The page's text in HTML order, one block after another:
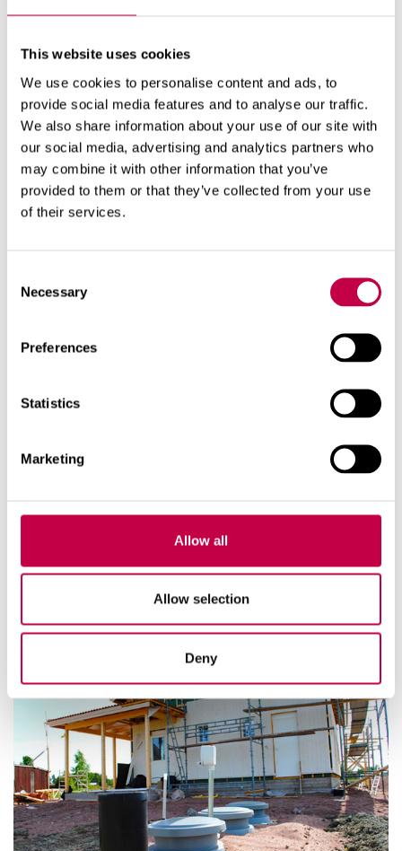
This website uses cookies
We use cookies to personalise content and ads, to
provide social media features and to analyse our traffic.
We also share information about your use of our site with
our social media, advertising and analytics partners who
may combine it with other information that you’ve
provided to them or that they’ve collected from your use
of their services.
Selection
Necessary
Preferences
Statistics
Marketing
Allow all
Allow selection
Deny
hade en behållare.
Allt färdigt uttänkt
Trepersonersfamiljen flyttade in i sitt nya hem i juli
2011. Biolan Trio installerades på några timmar.
Biolan Trio har fungerat utan störningar.
Servicen har gjorts verkligen enkel.
Anvisningarna är tydliga och apparaten